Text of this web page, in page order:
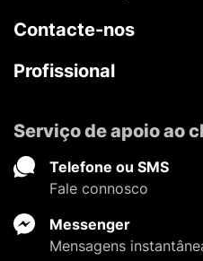
Contacte-nos
Profissional
Serviço de apoio ao
Telefone ou SMS
Fale connosco
Messenger
Mensagens